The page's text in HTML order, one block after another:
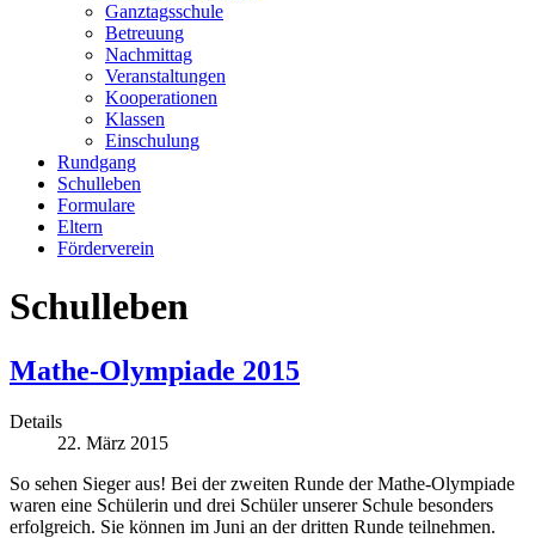
Ganztagsschule
Betreuung
Nachmittag
Veranstaltungen
Kooperationen
Klassen
Einschulung
Rundgang
Schulleben
Formulare
Eltern
Förderverein
Schulleben
Mathe-Olympiade 2015
Details
22. März 2015
So sehen Sieger aus! Bei der zweiten Runde der Mathe-Olympiade
waren eine Schülerin und drei Schüler unserer Schule besonders
erfolgreich. Sie können im Juni an der dritten Runde teilnehmen.